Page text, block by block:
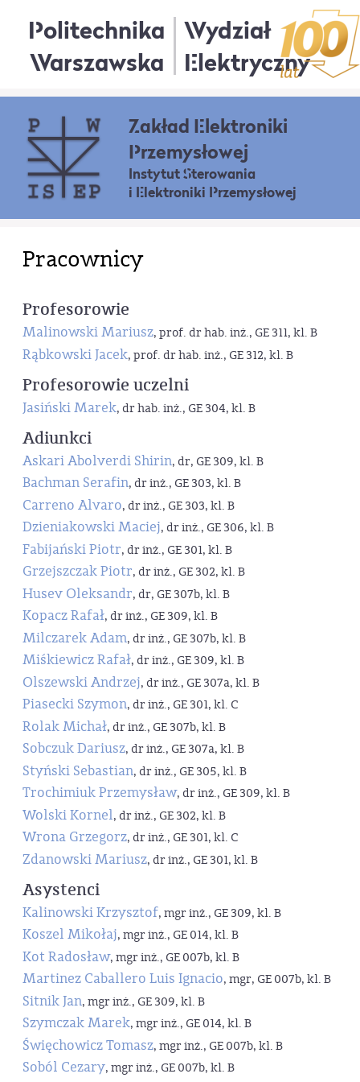
Politechnika
Warszawska
Wydział
Elektryczny
Zakład Elektroniki
Przemysłowej
Instytut Sterowania
i Elektroniki Przemysłowej
Pracownicy
Profesorowie
Malinowski Mariusz, prof. dr hab. inż., GE 311, kl. B
Rąbkowski Jacek, prof. dr hab. inż., GE 312, kl. B
Profesorowie uczelni
Jasiński Marek, dr hab. inż., GE 304, kl. B
Adiunkci
Askari Abolverdi Shirin, dr, GE 309, kl. B
Bachman Serafin, dr inż., GE 303, kl. B
Carreno Alvaro, dr inż., GE 303, kl. B
Dzieniakowski Maciej, dr inż., GE 306, kl. B
Fabijański Piotr, dr inż., GE 301, kl. B
Grzejszczak Piotr, dr inż., GE 302, kl. B
Husev Oleksandr, dr, GE 307b, kl. B
Kopacz Rafał, dr inż., GE 309, kl. B
Milczarek Adam, dr inż., GE 307b, kl. B
Miśkiewicz Rafał, dr inż., GE 309, kl. B
Olszewski Andrzej, dr inż., GE 307a, kl. B
Piasecki Szymon, dr inż., GE 301, kl. C
Rolak Michał, dr inż., GE 307b, kl. B
Sobczuk Dariusz, dr inż., GE 307a, kl. B
Styński Sebastian, dr inż., GE 305, kl. B
Trochimiuk Przemysław, dr inż., GE 309, kl. B
Wolski Kornel, dr inż., GE 302, kl. B
Wrona Grzegorz, dr inż., GE 301, kl. C
Zdanowski Mariusz, dr inż., GE 301, kl. B
Asystenci
Kalinowski Krzysztof, mgr inż., GE 309, kl. B
Koszel Mikołaj, mgr inż., GE 014, kl. B
Kot Radosław, mgr inż., GE 007b, kl. B
Martinez Caballero Luis Ignacio, mgr, GE 007b, kl. B
Sitnik Jan, mgr inż., GE 309, kl. B
Szymczak Marek, mgr inż., GE 014, kl. B
Święchowicz Tomasz, mgr inż., GE 007b, kl. B
Soból Cezary, mgr inż., GE 007b, kl. B